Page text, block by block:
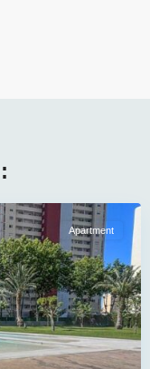
Apartment